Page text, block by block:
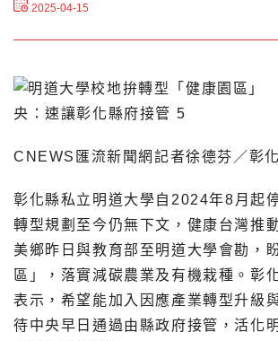
2025-04-15
CNEWS匯流新聞網記者徐德芬／彰
彰化縣私立明道大學自2024年8月起
轉型規劃至今仍無下文，健康台灣推
美鄉昨日與教育部至明道大學會勘，
區」，落實減碳農業及有機栽種。彰
表示，希望能加入因應產業轉型升級
待中央早日通過由縣政府接管，活化